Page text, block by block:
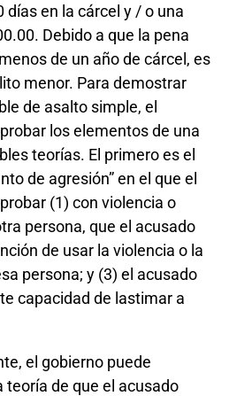
días en la cárcel y / o una
Debido a que la pena
de un año de cárcel, es
menor. Para demostrar
de asalto simple, el
los elementos de una
teorías. El primero es el
de agresión” en el que el
(1) con violencia o
persona, que el acusado
de usar la violencia o la
persona; y (3) el acusado
capacidad de lastimar a
el gobierno puede
teoría de que el acusado